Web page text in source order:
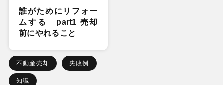
誰がためにリフォー
ムする part1 売却
前にやれること
不動産売却 失敗例
知識